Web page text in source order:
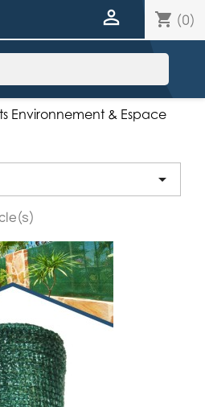
shopping_cart (0)

Environnement & Espace
